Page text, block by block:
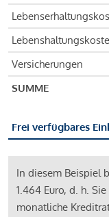
Versicherungen
SUMME
Frei verfügbares
In diesem Beispiel
1.464 Euro, d. h.
monatliche